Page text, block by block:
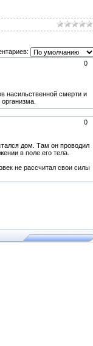
0
насильственной смерти и
0
дом. Там он проводил
в поле его тела.
не рассчитал свои силы